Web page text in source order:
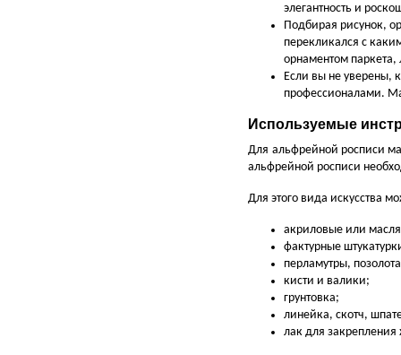
элегантность и
Подбирая рисунок,
перекликался с
орнаментом
Если вы не уверены,
профессионалами.
Используемые
Для альфрейной росписи
альфрейной росписи
Для этого вида искусства
акриловые или
фактурные
перламутры,
кисти и валики;
грунтовка;
линейка, скотч,
лак для